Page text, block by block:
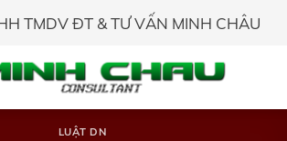
TMDV ĐT & TƯ VẤN MINH CHÂU
LUẬT DN